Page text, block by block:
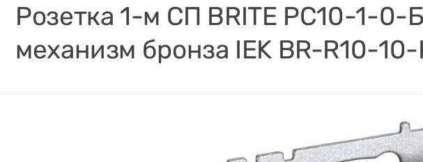
Розетка 1-м СП BRITE РС10-1-0-
механизм бронза IEK BR-R10-